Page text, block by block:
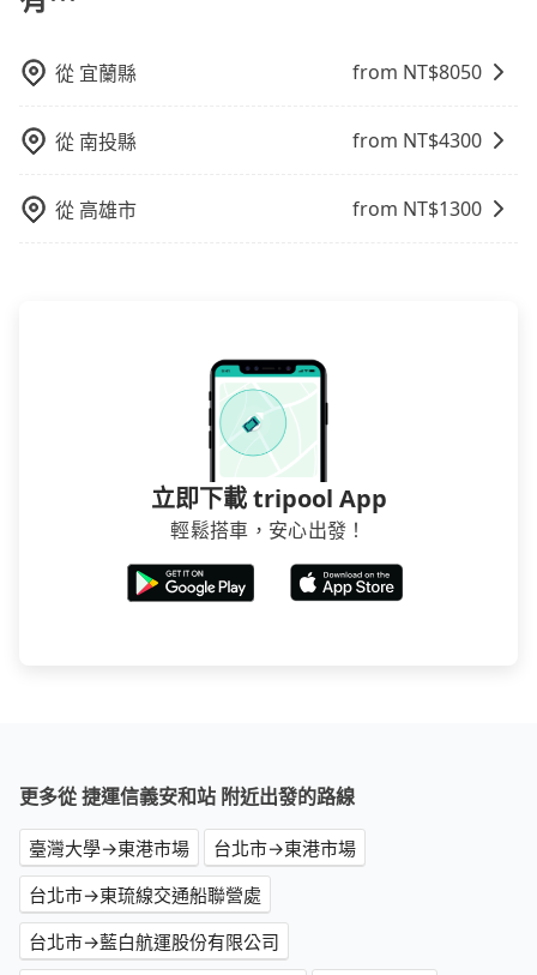
帳，完全符合台灣的法律規範。
從 宜蘭縣 from NT$8050
從 南投縣 from NT$4300
從 高雄市 from NT$1300
立即下載 tripool App
輕鬆搭車，安心出發！
更多從 捷運信義安和站 附近出發的路線
臺灣大學→東港市場
台北市→東港市場
台北市→東琉線交通船聯營處
台北市→藍白航運股份有限公司